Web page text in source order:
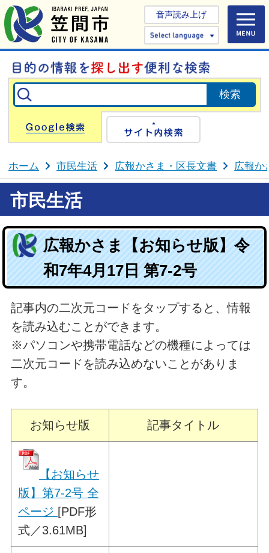
音声読み上げ
Select
Google検索
ホーム 市民生活 広報かさま・区長文書 広報か
市民生活
広報かさま【お知らせ版】令
和7年4月17日 第7-2号
記事内の二次元コードをタップすると、情報
を読み込むことができます。
※パソコンや携帯電話などの機種によっては
二次元コードを読み込めないことがありま
す。
お知らせ版 記事タイトル
【お知らせ
版】第7-2号 全
ページ [PDF形
式／3.61MB]